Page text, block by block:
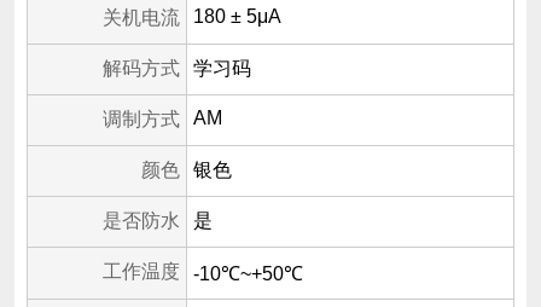
关机电流 180 ± 5μA
解码方式 学习码
调制方式 AM
颜色 银色
是否防水 是
工作温度 -10℃~+50℃